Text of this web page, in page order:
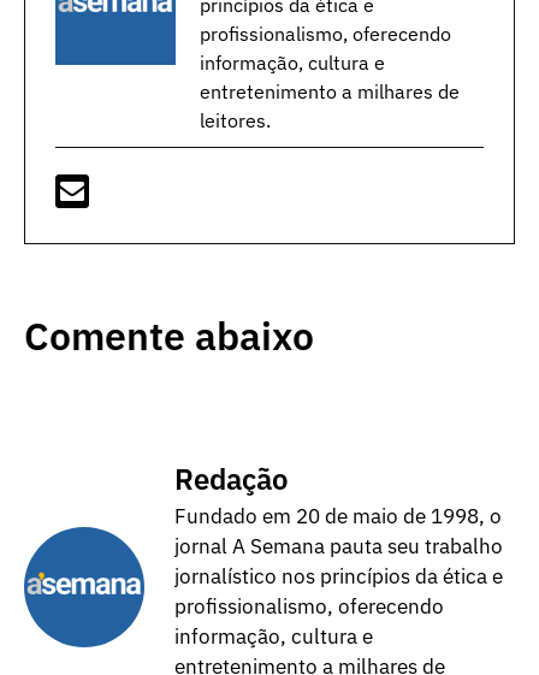
profissionalismo, oferecendo
informação, cultura e
entretenimento a milhares de
leitores.
Comente abaixo
Redação
Fundado em 20 de maio de 1998, o
jornal A Semana pauta seu trabalho
jornalístico nos princípios da ética e
profissionalismo, oferecendo
informação, cultura e
entretenimento a milhares de